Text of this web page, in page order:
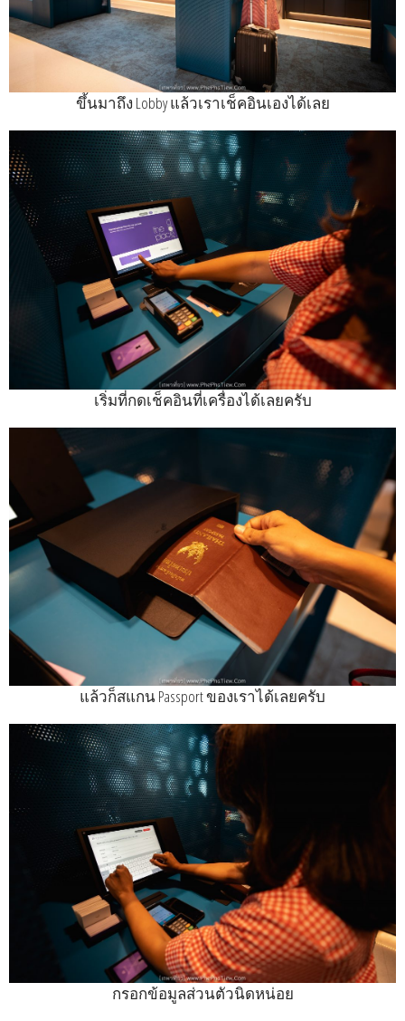
ขึ้นมาถึง Lobby แล้วเราเช็คอินเองได้เลย
เริ่มที่กดเช็คอินที่เครื่องได้เลยครับ
แล้วก็สแกน Passport ของเราได้เลยครับ
กรอกข้อมูลส่วนตัวนิดหน่อย